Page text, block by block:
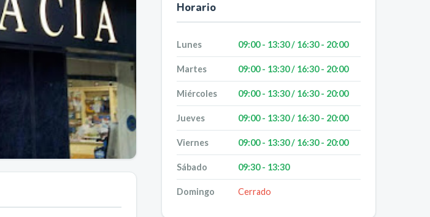
Horario
Lunes 09:00 - 13:30 / 16:30 - 20:00
Martes 09:00 - 13:30 / 16:30 - 20:00
Miércoles 09:00 - 13:30 / 16:30 - 20:00
Jueves 09:00 - 13:30 / 16:30 - 20:00
Viernes 09:00 - 13:30 / 16:30 - 20:00
Sábado 09:30 - 13:30
Domingo Cerrado